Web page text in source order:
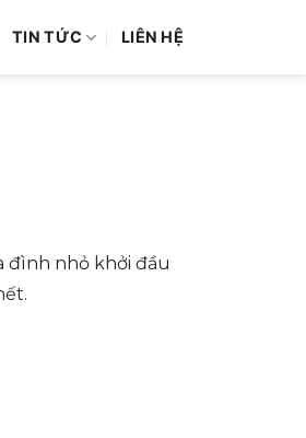
TIN TỨC LIÊN HỆ
đình nhỏ khởi đầu